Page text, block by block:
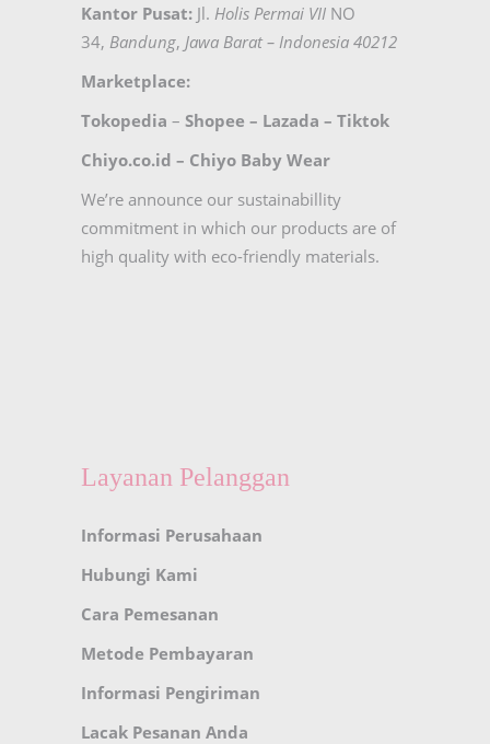
Kantor Pusat: Jl. Holis Permai VII NO
34, Bandung, Jawa Barat – Indonesia 40212
Marketplace:
Tokopedia – Shopee – Lazada – Tiktok
Chiyo.co.id – Chiyo Baby Wear
We’re announce our sustainabillity
commitment in which our products are of
high quality with eco-friendly materials.
Layanan Pelanggan
Informasi Perusahaan
Hubungi Kami
Cara Pemesanan
Metode Pembayaran
Informasi Pengiriman
Lacak Pesanan Anda